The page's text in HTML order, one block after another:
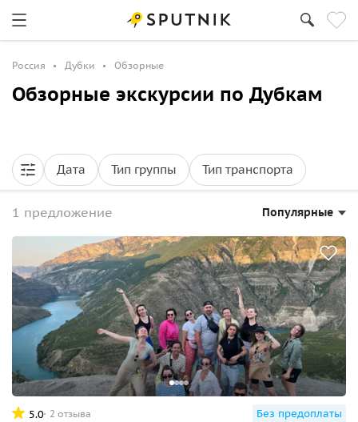
Россия Дубки Обзорные
Обзорные экскурсии по Дубкам
Дата Тип группы Тип транспорта
1 предложение Популярные
5.0 2 отзыва Без предоплаты